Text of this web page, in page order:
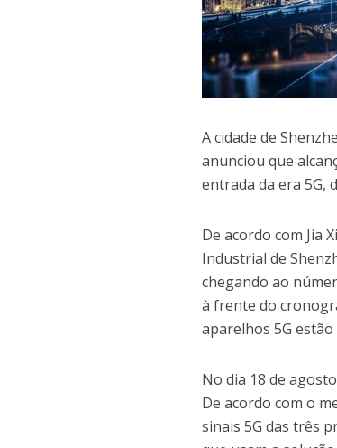
A cidade de
anunciou que
entrada da era 5G,
De acordo com Jia
Industrial de
chegando ao
à frente do
aparelhos 5G
No dia 18 de
De acordo com o
sinais 5G das três